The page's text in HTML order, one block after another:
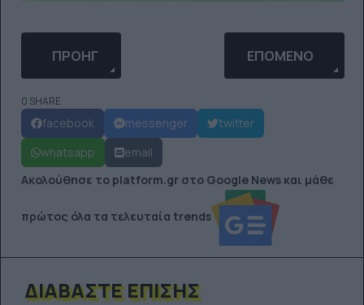
ΠΡΟΗΓΟΎΜΕΝΟ ΆΡΘΡΟ: ΤΟ ΑΠΌΛΥΤΟ
ΠΡΟΗΓ ΕΠΌΜΕΝΟ ΆΡΘΡΟ:
ΕΠΌΜΕΝΟ
0 SHARE
facebook messenger
twitter
whatsapp
email
Ακολούθησε το platform.gr στο Google News και μάθε
πρώτος όλα τα τελευταία trends
ΔΙΑΒΆΣΤΕ ΕΠΊΣΗΣ